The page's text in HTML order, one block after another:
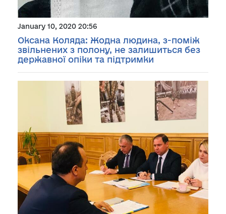
January 10, 2020 20:56
Оксана Коляда: Жодна людина, з-поміж
звільнених з полону, не залишиться без
державної опіки та підтримки